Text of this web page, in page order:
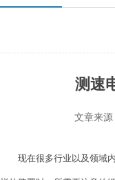
测速
文章来源
现在很多行业以及领域内